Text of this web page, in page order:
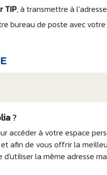
TIP, à transmettre à
bureau de poste avec
?
accéder à votre espace
afin de vous offrir la
la même adresse